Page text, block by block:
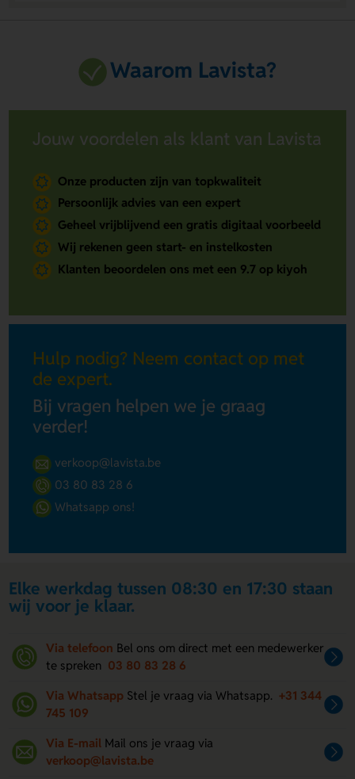
Waarom Lavista?
Jouw voordelen als klant van Lavista
Onze producten zijn van topkwaliteit
Persoonlijk advies van een expert
Geheel vrijblijvend een gratis digitaal voorbeeld
Wij rekenen geen start- en instelkosten
Klanten beoordelen ons met een 9.7 op kiyoh
Hulp nodig? Neem contact op met
de expert.
Bij vragen helpen we je graag
verder!
verkoop@lavista.be
03 80 83 28 6
Whatsapp ons!
Elke werkdag tussen 08:30 en 17:30 staan
wij voor je klaar.
Via telefoon Bel ons om direct met een medewerker
te spreken 03 80 83 28 6
Via Whatsapp Stel je vraag via Whatsapp. +31 344
745 109
Via E-mail Mail ons je vraag via
verkoop@lavista.be